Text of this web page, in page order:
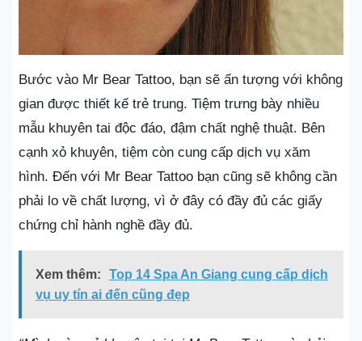
Bước vào Mr Bear Tattoo, bạn sẽ ấn tượng với không
gian được thiết kế trẻ trung. Tiệm trưng bày nhiều
mẫu khuyên tai độc đáo, đậm chất nghệ thuật. Bên
cạnh xỏ khuyên, tiệm còn cung cấp dịch vụ xăm
hình. Đến với Mr Bear Tattoo bạn cũng sẽ không cần
phải lo về chất lượng, vì ở đây có đầy đủ các giấy
chứng chỉ hành nghề đầy đủ.
Xem thêm:
Top 14 Spa An Giang cung cấp dịch
vụ uy tín ai đến cũng đẹp